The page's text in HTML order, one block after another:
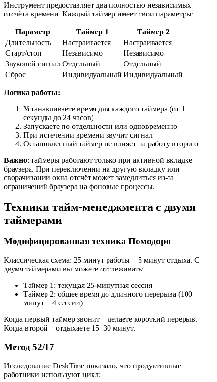
Инструмент предоставляет два полностью независимых
отсчёта времени. Каждый таймер имеет свои параметры:
Параметр Таймер 1
Таймер 2
Длительность
Настраивается
Настраивается
Старт/стоп
Независимо
Независимо
Звуковой сигнал Отдельный
Отдельный
Сброс
Индивидуальный Индивидуальный
Логика работы:
Устанавливаете время для каждого таймера (от 1
секунды до 24 часов)
Запускаете по отдельности или одновременно
При истечении времени звучит сигнал
Остановленный таймер не влияет на работу второго
Важно: таймеры работают только при активной вкладке
браузера. При переключении на другую вкладку или
сворачивании окна отсчёт может замедлиться из-за
ограничений браузера на фоновые процессы.
Техники тайм-менеджмента с двумя
таймерами
Модифицированная техника Помодоро
Классическая схема: 25 минут работы + 5 минут отдыха. С
двумя таймерами вы можете отслеживать:
Таймер 1: текущая 25-минутная сессия
Таймер 2: общее время до длинного перерыва (100
минут = 4 сессии)
Когда первый таймер звонит – делаете короткий перерыв.
Когда второй – отдыхаете 15–30 минут.
Метод 52/17
Исследование DeskTime показало, что продуктивные
работники используют цикл: